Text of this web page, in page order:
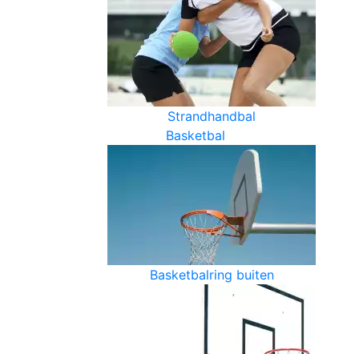
Strandhandbal
Basketbal
Basketbalring buiten